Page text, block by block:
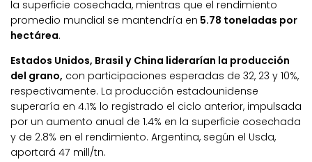
la superficie cosechada, mientras que el rendimiento
promedio mundial se mantendría en 5.78 toneladas por
hectárea.
Estados Unidos, Brasil y China liderarían la producción
del grano, con participaciones esperadas de 32, 23 y 10%,
respectivamente. La producción estadounidense
superaría en 4.1% lo registrado el ciclo anterior, impulsada
por un aumento anual de 1.4% en la superficie cosechada
y de 2.8% en el rendimiento. Argentina, según el Usda,
aportará 47 mill/tn.